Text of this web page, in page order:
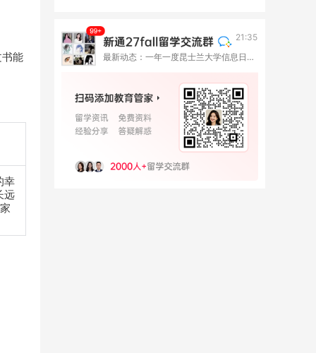
能
幸
远
21:35
最新动态：一年一度昆士兰大学信息日来啦！9月与你相约六座城市